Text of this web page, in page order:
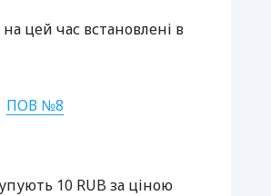
на цей час встановлені в
ПОВ №8
10 RUB за ціною